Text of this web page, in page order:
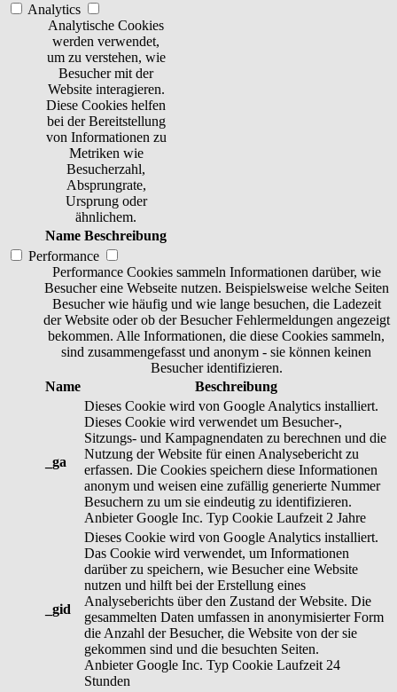
Analytics
Analytische Cookies
werden verwendet,
um zu verstehen, wie
Besucher mit der
Website interagieren.
Diese Cookies helfen
bei der Bereitstellung
von Informationen zu
Metriken wie
Besucherzahl,
Absprungrate,
Ursprung oder
ähnlichem.
Name Beschreibung
Performance
Performance Cookies sammeln Informationen darüber, wie
Besucher eine Webseite nutzen. Beispielsweise welche Seiten
Besucher wie häufig und wie lange besuchen, die Ladezeit
der Website oder ob der Besucher Fehlermeldungen angezeigt
bekommen. Alle Informationen, die diese Cookies sammeln,
sind zusammengefasst und anonym - sie können keinen
Besucher identifizieren.
Name
Beschreibung
_ga
Dieses Cookie wird von Google Analytics installiert.
Dieses Cookie wird verwendet um Besucher-,
Sitzungs- und Kampagnendaten zu berechnen und die
Nutzung der Website für einen Analysebericht zu
erfassen. Die Cookies speichern diese Informationen
anonym und weisen eine zufällig generierte Nummer
Besuchern zu um sie eindeutig zu identifizieren.
Anbieter Google Inc. Typ Cookie Laufzeit 2 Jahre
_gid
Dieses Cookie wird von Google Analytics installiert.
Das Cookie wird verwendet, um Informationen
darüber zu speichern, wie Besucher eine Website
nutzen und hilft bei der Erstellung eines
Analyseberichts über den Zustand der Website. Die
gesammelten Daten umfassen in anonymisierter Form
die Anzahl der Besucher, die Website von der sie
gekommen sind und die besuchten Seiten.
Anbieter Google Inc. Typ Cookie Laufzeit 24
Stunden